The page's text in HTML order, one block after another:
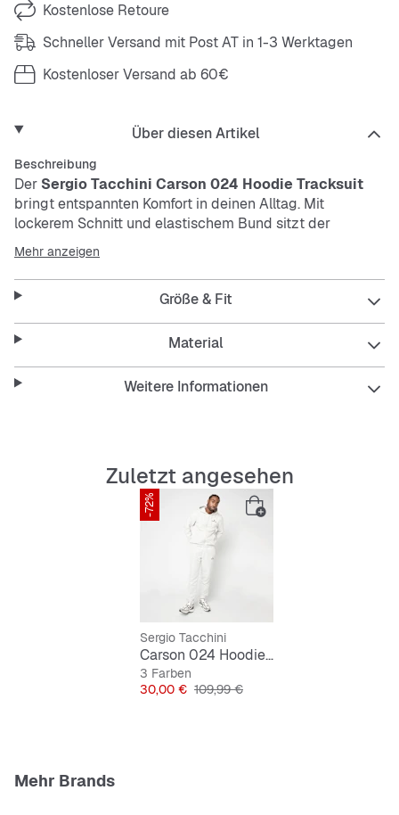
Kostenlose Retoure
Schneller Versand mit Post AT in 1-3 Werktagen
Kostenloser Versand ab 60€
Über diesen Artikel
Beschreibung
Der Sergio Tacchini Carson 024 Hoodie Tracksuit
bringt entspannten Komfort in deinen Alltag. Mit
lockerem Schnitt und elastischem Bund sitzt der
Trainingsanzug immer bequem. Die atmungsaktive und
strapazierfähige Qualität macht ihn zum perfekten
Begleiter für jede Gelegenheit.
Features:
Elastischer Bund für flexiblen Halt
Praktische Einschubtaschen
Atmungsaktiv und pflegeleicht
Mehr anzeigen
Größe & Fit
Material
Weitere Informationen
Zuletzt angesehen
-72%
Sergio Tacchini
Carson 024 Hoodie Tracksuit
3 Farben
Preis
30,00 € Originalpreis
109,99 €
Mehr Brands